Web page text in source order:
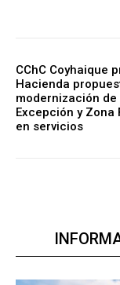
CChC Coyhaique
Hacienda
modernización de
Excepción y
en servicios